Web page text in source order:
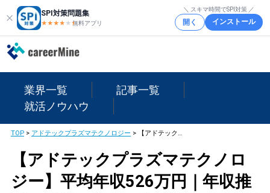
SPI対策問題集
★★★★ ★★
無料アプリ
＼ スキマ時間でSPI対策 ／
開く インストール
業界一覧
記事一覧
就活ノウハウ
TOP> アドテックプラズマテクノロジー > 【アドテックプラズマテクノロジー】平均年収526万円｜年収推移・業界・年代・役職別など徹底解説！
【アドテックプラズマテクノロ
ジー】平均年収526万円｜年収推